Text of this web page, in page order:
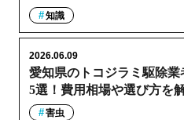
知識
愛知県のトコジラミ駆除
5選！費用相場や選び方を
2026.06.09
害虫